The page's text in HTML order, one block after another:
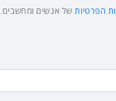
הפרטיותשל אנשים ומחשבים.